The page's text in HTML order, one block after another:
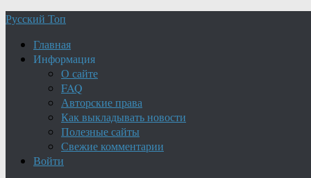
Русский Топ
Главная
Информация
О сайте
FAQ
Авторские права
Как выкладывать новости
Полезные сайты
Свежие комментарии
Войти